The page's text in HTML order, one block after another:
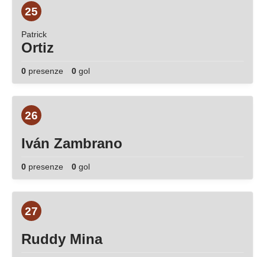
25
Patrick
Ortiz
0 presenze 0 gol
26
Iván Zambrano
0 presenze 0 gol
27
Ruddy Mina